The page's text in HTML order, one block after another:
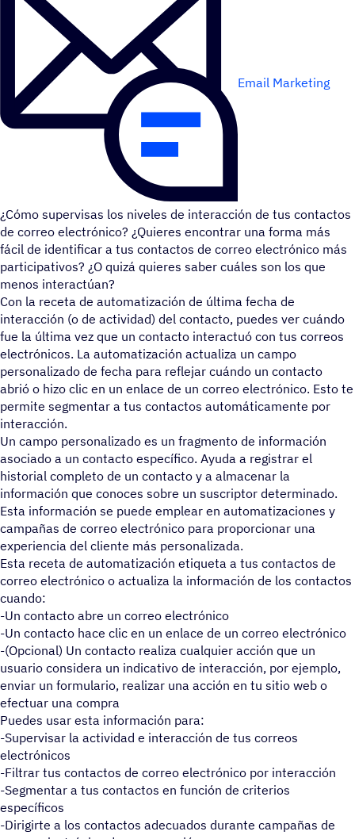
Email Marketing
¿Cómo supervisas los niveles de interacción de tus contactos
de correo electrónico? ¿Quieres encontrar una forma más
fácil de identificar a tus contactos de correo electrónico más
participativos? ¿O quizá quieres saber cuáles son los que
menos interactúan?
Con la receta de automatización de última fecha de
interacción (o de actividad) del contacto, puedes ver cuándo
fue la última vez que un contacto interactuó con tus correos
electrónicos. La automatización actualiza un campo
personalizado de fecha para reflejar cuándo un contacto
abrió o hizo clic en un enlace de un correo electrónico. Esto te
permite segmentar a tus contactos automáticamente por
interacción.
Un campo personalizado es un fragmento de información
asociado a un contacto específico. Ayuda a registrar el
historial completo de un contacto y a almacenar la
información que conoces sobre un suscriptor determinado.
Esta información se puede emplear en automatizaciones y
campañas de correo electrónico para proporcionar una
experiencia del cliente más personalizada.
Esta receta de automatización etiqueta a tus contactos de
correo electrónico o actualiza la información de los contactos
cuando:
-Un contacto abre un correo electrónico
-Un contacto hace clic en un enlace de un correo electrónico
-(Opcional) Un contacto realiza cualquier acción que un
usuario considera un indicativo de interacción, por ejemplo,
enviar un formulario, realizar una acción en tu sitio web o
efectuar una compra
Puedes usar esta información para:
-Supervisar la actividad e interacción de tus correos
electrónicos
-Filtrar tus contactos de correo electrónico por interacción
-Segmentar a tus contactos en función de criterios
específicos
-Dirigirte a los contactos adecuados durante campañas de